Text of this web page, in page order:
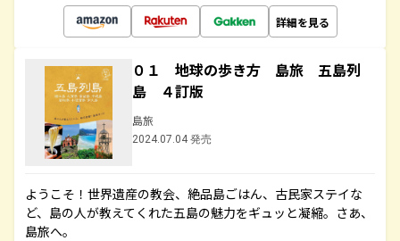
詳細を見る
０１ 地球の歩き方 島旅 五島列
島 ４訂版
島旅
2024.07.04 発売
ようこそ！世界遺産の教会、絶品島ごはん、古民家ステイな
ど、島の人が教えてくれた五島の魅力をギュッと凝縮。さあ、
島旅へ。